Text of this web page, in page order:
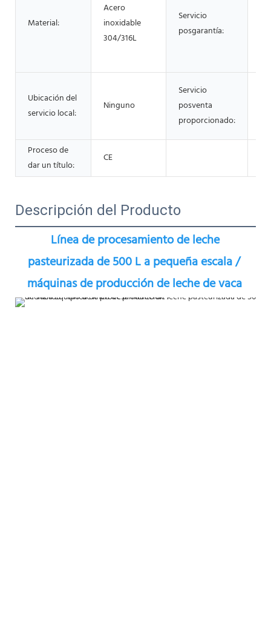
Material:
Acero
inoxidable
304/316L
Servicio
posgarantía:
Ubicación del
servicio local:
Ninguno
Servicio
posventa
proporcionado:
Proceso de
dar un título:
CE
Descripción del Producto
Línea de procesamiento de leche
pasteurizada de 500 L a pequeña escala /
máquinas de producción de leche de vaca